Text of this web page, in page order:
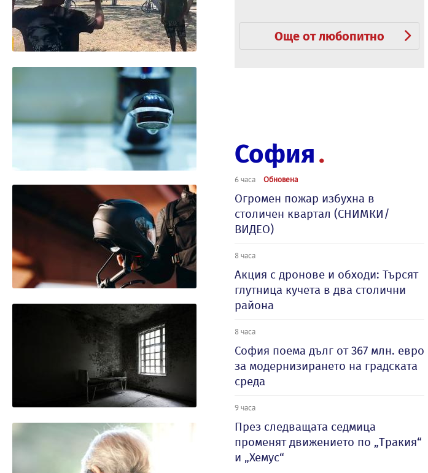
Още от любопитно
София
6 часа Обновена
Огромен пожар избухна в
столичен квартал (СНИМКИ/
ВИДЕО)
8 часа
Акция с дронове и обходи: Търсят
глутница кучета в два столични
района
8 часа
София поема дълг от 367 млн. евро
за модернизирането на градската
среда
9 часа
През следващата седмица
променят движението по „Тракия“
и „Хемус“